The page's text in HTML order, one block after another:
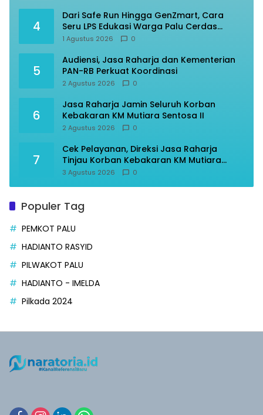
4
Dari Safe Run Hingga GenZmart, Cara
Seru LPS Edukasi Warga Palu Cerdas
Finansial
1 Agustus 2026 0
5
Audiensi, Jasa Raharja dan Kementerian
PAN-RB Perkuat Koordinasi
2 Agustus 2026 0
6
Jasa Raharja Jamin Seluruh Korban
Kebakaran KM Mutiara Sentosa II
2 Agustus 2026 0
7
Cek Pelayanan, Direksi Jasa Raharja
Tinjau Korban Kebakaran KM Mutiara
Sentosa II
3 Agustus 2026 0
Populer Tag
PEMKOT PALU
HADIANTO RASYID
PILWAKOT PALU
HADIANTO - IMELDA
Pilkada 2024